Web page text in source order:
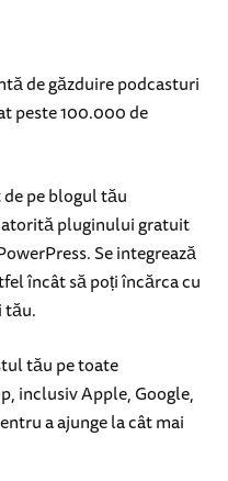
de găzduire podcasturi
peste 100.000 de
pe blogul tău
pluginului gratuit
Se integrează
încât să poți încărca cu
tău.
tău pe toate
inclusiv Apple, Google,
a ajunge la cât mai